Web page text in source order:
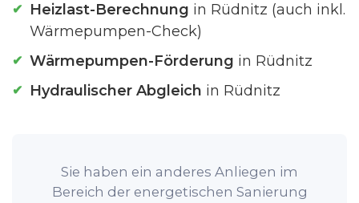
Heizlast-Berechnung in Rüdnitz (auch inkl.
Wärmepumpen-Check)
Wärmepumpen-Förderung in Rüdnitz
Hydraulischer Abgleich in Rüdnitz
Sie haben ein anderes Anliegen im
Bereich der energetischen Sanierung